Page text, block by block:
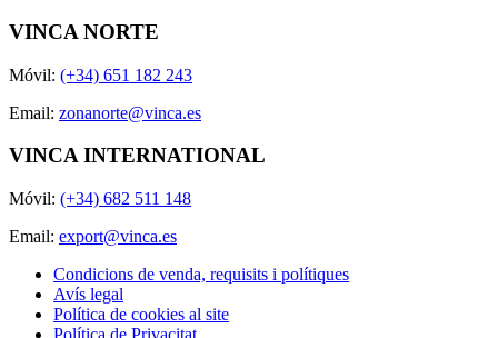
VINCA NORTE
Móvil: (+34) 651 182 243
Email: zonanorte@vinca.es
VINCA INTERNATIONAL
Móvil: (+34) 682 511 148
Email: export@vinca.es
Condicions de venda, requisits i polítiques
Avís legal
Política de cookies al site